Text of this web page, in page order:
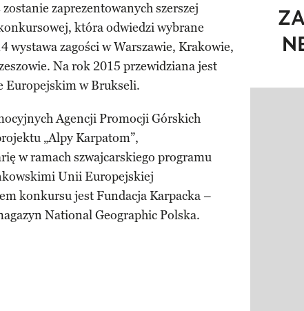
zostanie zaprezentowanych szerszej
która odwiedzi wybrane
wystawa zagości w Warszawie, Krakowie,
Na rok 2015 przewidziana jest
Europejskim w Brukseli.
Agencji Promocji Górskich
„Alpy Karpatom”,
w ramach szwajcarskiego programu
Unii Europejskiej
konkursu jest Fundacja Karpacka –
National Geographic Polska.